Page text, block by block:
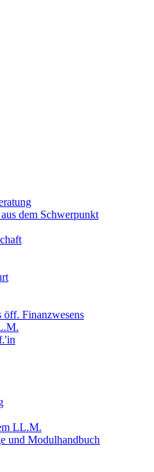
dem Schwerpunkt
öff. Finanzwesens
LL.M.
und Modulhandbuch